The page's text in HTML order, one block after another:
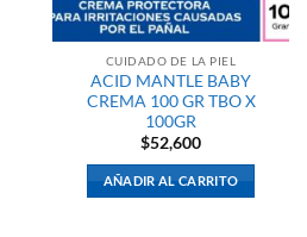
CUIDADO DE LA PIEL
ACID MANTLE BABY
CREMA 100 GR TBO X
100GR
$52,600
AÑADIR AL CARRITO